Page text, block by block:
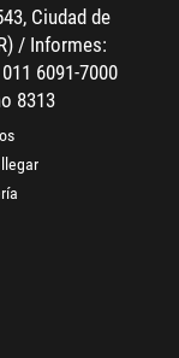
Ciudad de
/ Informes:
6091-7000
8313